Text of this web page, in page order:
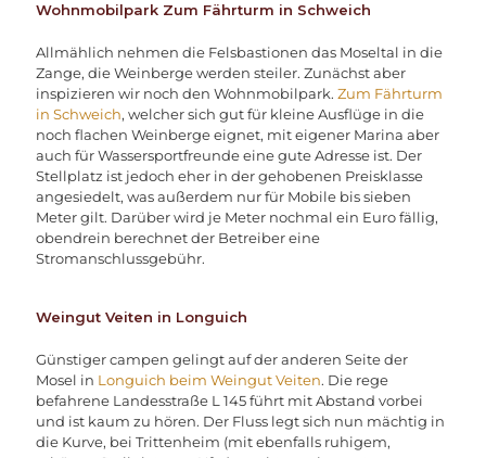
Wohnmobilpark Zum Fährturm in Schweich
Allmählich nehmen die Felsbastionen das Moseltal in die
Zange, die Weinberge werden steiler. Zunächst aber
inspizieren wir noch den Wohnmobilpark. Zum Fährturm
in Schweich, welcher sich gut für kleine Ausflüge in die
noch flachen Weinberge eignet, mit eigener Marina aber
auch für Wassersportfreunde eine gute Adresse ist. Der
Stellplatz ist jedoch eher in der gehobenen Preisklasse
angesiedelt, was außerdem nur für Mobile bis sieben
Meter gilt. Darüber wird je Meter nochmal ein Euro fällig,
obendrein berechnet der Betreiber eine
Stromanschlussgebühr.
Weingut Veiten in Longuich
Günstiger campen gelingt auf der anderen Seite der
Mosel in Longuich beim Weingut Veiten. Die rege
befahrene Landesstraße L 145 führt mit Abstand vorbei
und ist kaum zu hören. Der Fluss legt sich nun mächtig in
die Kurve, bei Trittenheim (mit ebenfalls ruhigem,